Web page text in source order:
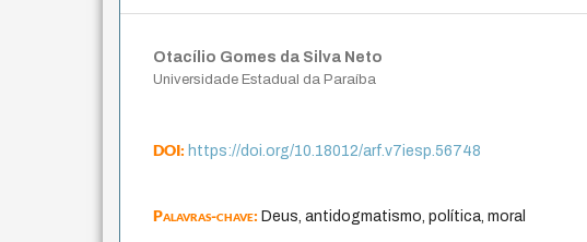
Otacílio Gomes da Silva Neto
Universidade Estadual da Paraíba
DOI:https://doi.org/10.18012/arf.v7iesp.56748
Palavras-chave:Deus, antidogmatismo, política, moral